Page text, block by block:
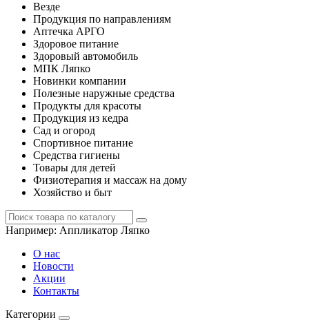
Везде
Продукция по направлениям
Аптечка АРГО
Здоровое питание
Здоровый автомобиль
МПК Ляпко
Новинки компании
Полезные наружные средства
Продукты для красоты
Продукция из кедра
Сад и огород
Спортивное питание
Средства гигиены
Товары для детей
Физиотерапия и массаж на дому
Хозяйство и быт
Например: Аппликатор Ляпко
О нас
Новости
Акции
Контакты
Категории